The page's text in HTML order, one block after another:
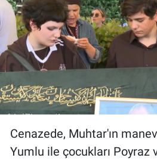
Cenazede, Muhtar'ın
Yumlu ile çocukları Poyraz